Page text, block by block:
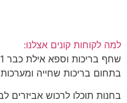
למה לקוחות קונים אצלנו:
בתחום בריכות שחייה
בחנות תוכלו לרכוש אביזרים